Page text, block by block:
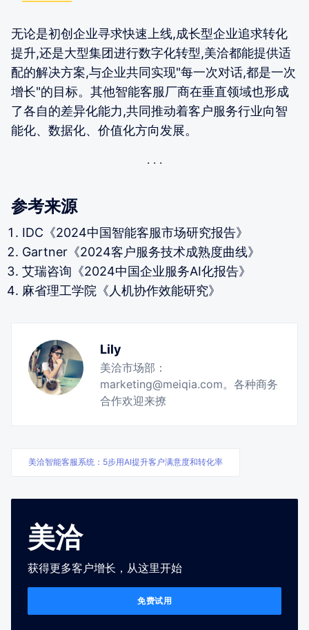
无论是初创企业寻求快速上线,成长型企业追求转化
提升,还是大型集团进行数字化转型,美洽都能提供适
配的解决方案,与企业共同实现"每一次对话,都是一次
增长"的目标。其他智能客服厂商在垂直领域也形成
了各自的差异化能力,共同推动着客户服务行业向智
能化、数据化、价值化方向发展。
参考来源
IDC《2024中国智能客服市场研究报告》
Gartner《2024客户服务技术成熟度曲线》
艾瑞咨询《2024中国企业服务AI化报告》
麻省理工学院《人机协作效能研究》
Lily
美洽市场部：
marketing@meiqia.com。各种商务
合作欢迎来撩
美洽智能客服系统：5步用AI提升客户满意度和转化率
美洽
获得更多客户增长，从这里开始
免费试用